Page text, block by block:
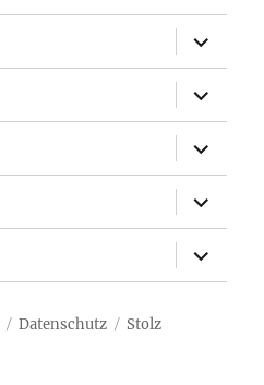
öffnen
öffnen
öffnen
öffnen
öffnen
Datenschutz
Stolz